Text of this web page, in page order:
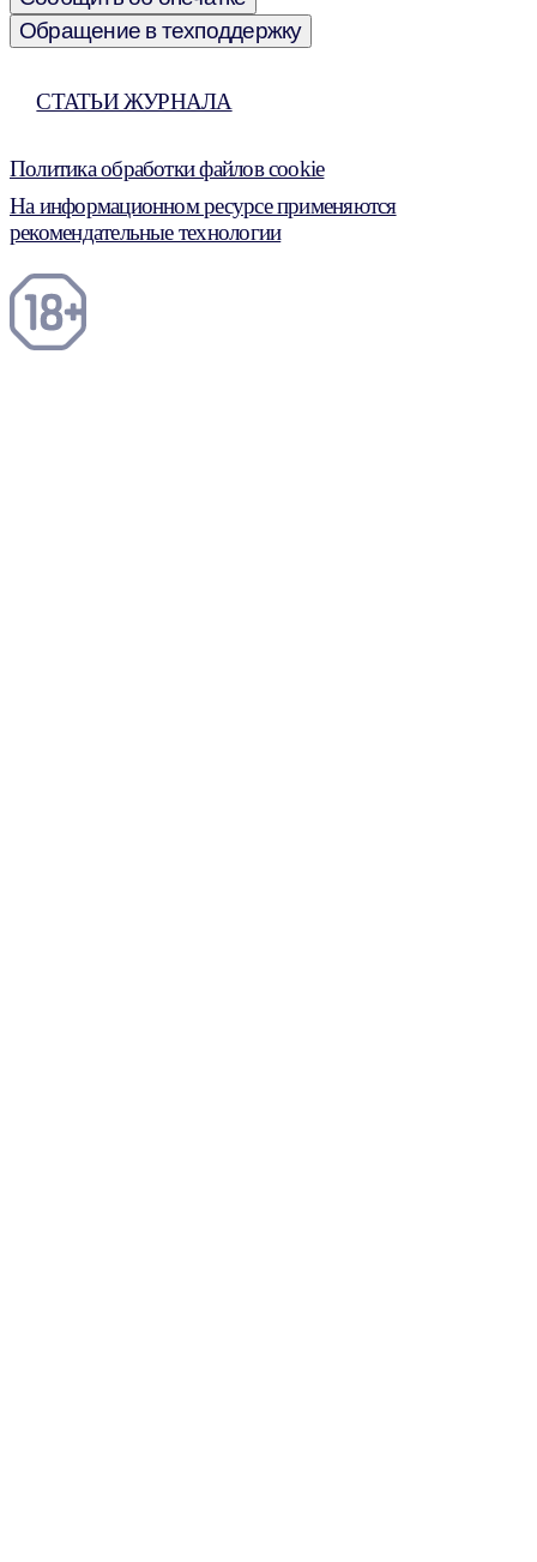
Обращение в техподдержку
СТАТЬИ ЖУРНАЛА
Политика обработки файлов cookie
На информационном ресурсе применяются
рекомендательные технологии